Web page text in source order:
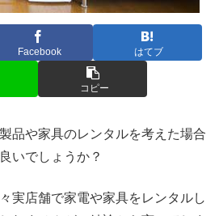
Facebook はてブ
コピー
品や家具のレンタルを考えた場合
いでしょうか？
実店舗で家電や家具をレンタルし